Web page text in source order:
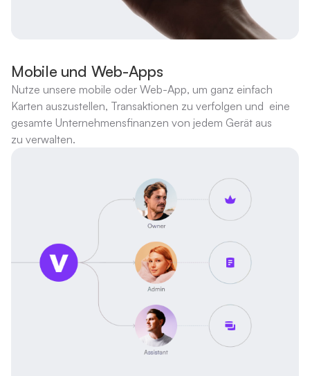
Mobile und Web-Apps
Nutze unsere mobile oder Web-App, um ganz einfach
Karten auszustellen, Transaktionen zu verfolgen und eine
gesamte Unternehmensfinanzen von jedem Gerät aus
zu verwalten.